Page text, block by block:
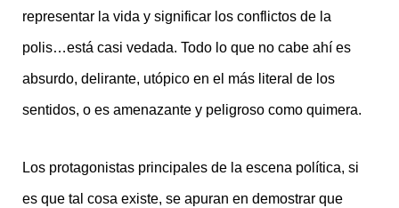
representar la vida y significar los conflictos de la
polis…está casi vedada. Todo lo que no cabe ahí es
absurdo, delirante, utópico en el más literal de los
sentidos, o es amenazante y peligroso como quimera.
Los protagonistas principales de la escena política, si
es que tal cosa existe, se apuran en demostrar que